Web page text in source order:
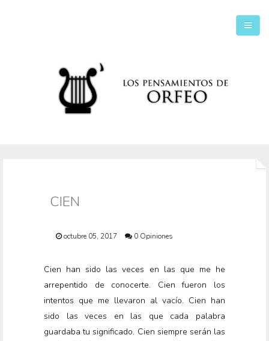
CIEN
octubre 05, 2017 0 Opiniones
Cien han sido las veces en las que me he
arrepentido de conocerte. Cien fueron los
intentos que me llevaron al vacío. Cien han
sido las veces en las que cada palabra
guardaba tu significado. Cien siempre serán las